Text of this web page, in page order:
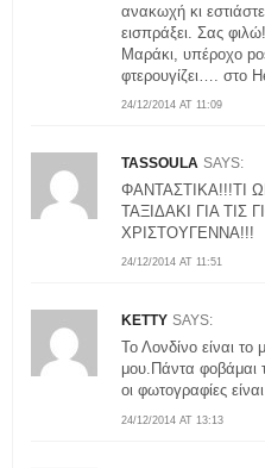
24/12/2014 AT 11:09
ανακωχή κι
εισπράξει. Σας φιλώ!
Μαράκι, υπέροχο
φτερουγίζει…. στο
TASSOULA SAYS:
24/12/2014 AT 11:51
ΦΑΝΤΑΣΤΙΚΑ!!!ΤΙ
ΤΑΞΙΔΑΚΙ ΓΙΑ ΤΙΣ
ΧΡΙΣΤΟΥΓΕΝΝΑ!!!
KETTY SAYS:
24/12/2014 AT 13:13
Το Λονδίνο είναι
μου.Πάντα φοβάμαι
οι φωτογραφίες